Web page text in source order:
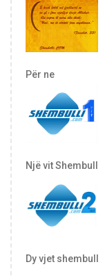
Për ne
Një vit Shembull
Dy vjet shembull